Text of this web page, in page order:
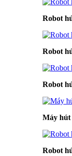
Robot
Robot
Robot
Máy hút
Robot